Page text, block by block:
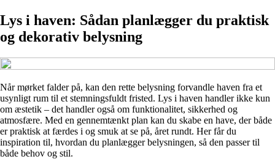
Lys i haven: Sådan planlægger du praktisk
og dekorativ belysning
Når mørket falder på, kan den rette belysning forvandle haven fra et
usynligt rum til et stemningsfuldt fristed. Lys i haven handler ikke kun
om æstetik – det handler også om funktionalitet, sikkerhed og
atmosfære. Med en gennemtænkt plan kan du skabe en have, der både
er praktisk at færdes i og smuk at se på, året rundt. Her får du
inspiration til, hvordan du planlægger belysningen, så den passer til
både behov og stil.